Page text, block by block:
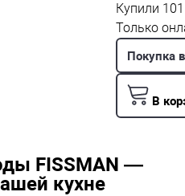
Купили
Только
Покупка
В
FISSMAN —
кухне